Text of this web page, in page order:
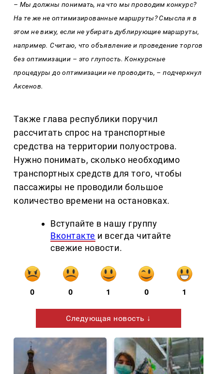
– Мы должны понимать, на что мы проводим конкурс?
На те же не оптимизированные маршруты? Смысла я в
этом не вижу, если не убирать дублирующие маршруты,
например. Считаю, что объявление и проведение торгов
без оптимизации – это глупость. Конкурсные
процедуры до оптимизации не проводить, – подчеркнул
Аксенов.
Также глава республики поручил
рассчитать спрос на транспортные
средства на территории полуострова.
Нужно понимать, сколько необходимо
транспортных средств для того, чтобы
пассажиры не проводили большое
количество времени на остановках.
Вступайте в нашу группу
Вконтакте и всегда читайте
свежие новости.
0 0 1 0 1
Следующая новость ↓